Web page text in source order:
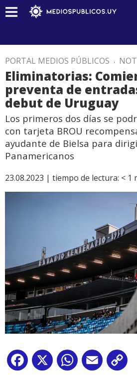
PORTAL MEDIOS PÚBLICOS .
Eliminatorias:
preventa de
debut de Uruguay
Los primeros dos días se
con tarjeta BROU
ayudante de Bielsa para
Panamericanos
23.08.2023 | tiempo de lectura: < 1
Facebook
X WhatsApp
Email